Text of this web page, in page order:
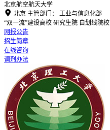
北京航空航天大学
 北京 主管部门：
工业与信息化部
“双一流”建设高校 研究生院 自划线院校
网报公告
招生简章
在线咨询
调剂办法